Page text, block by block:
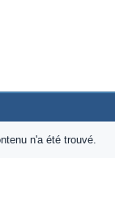
n'a été trouvé.